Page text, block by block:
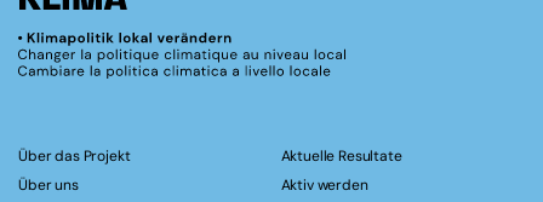
Über das Projekt
Über uns
Aktuelle Resultate
Aktiv werden